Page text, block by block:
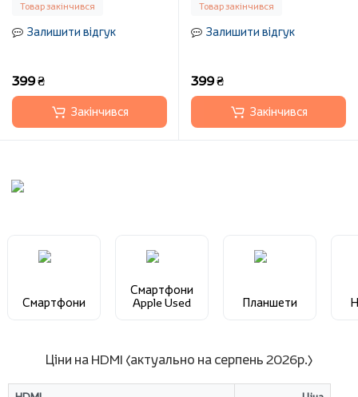
Товар закінчився
Залишити відгук
399 ₴
Закінчився
Товар закінчився
Залишити відгук
399 ₴
Закінчився
Смартфони
Смартфони
Apple Used
Планшети
Ціни на HDMI (актуально на серпень 2026р.)